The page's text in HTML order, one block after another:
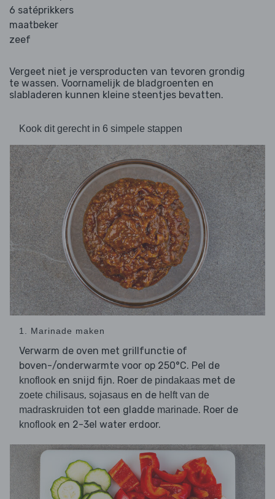
6 satéprikkers
maatbeker
zeef
Vergeet niet je versproducten van tevoren grondig
te wassen. Voornamelijk de bladgroenten en
slabladeren kunnen kleine steentjes bevatten.
Kook dit gerecht in 6 simpele stappen
1. Marinade maken
Verwarm de oven met grillfunctie of
boven-/onderwarmte voor op 250°C. Pel de
knoflook en snijd fijn. Roer de pindakaas met de
zoete chilisaus, sojasaus en de helft van de
madraskruiden tot een gladde marinade. Roer de
knoflook en 2-3el water erdoor.